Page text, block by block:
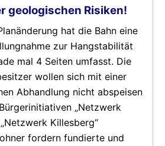
geologischen Risiken!
hat die Bahn eine
zur Hangstabilität
mal 4 Seiten umfasst. Die
wollen sich mit einer
Abhandlung nicht abspeisen
„Netzwerk
Killesberg“
fordern fundierte und